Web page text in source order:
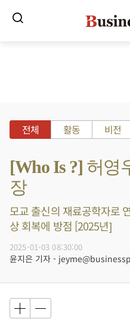
전체 활동 비전
[Who Is ?] 허영
장
모교 출신의 재료공학자로
상 회복에 방점 [2025년]
2025-01-03 08:30:00
윤지은 기자 -